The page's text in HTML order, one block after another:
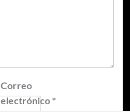
Correo
electrónico *